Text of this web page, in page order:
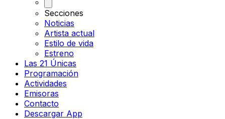
Secciones
Noticias
Artista actual
Estilo de vida
Estreno
Las 21 Únicas
Programación
Actividades
Emisoras
Contacto
Descargar App